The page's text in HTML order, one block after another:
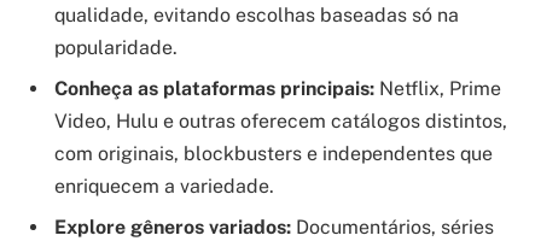
qualidade, evitando escolhas baseadas só na
popularidade.
Conheça as plataformas principais: Netflix, Prime
Video, Hulu e outras oferecem catálogos distintos,
com originais, blockbusters e independentes que
enriquecem a variedade.
Explore gêneros variados: Documentários, séries